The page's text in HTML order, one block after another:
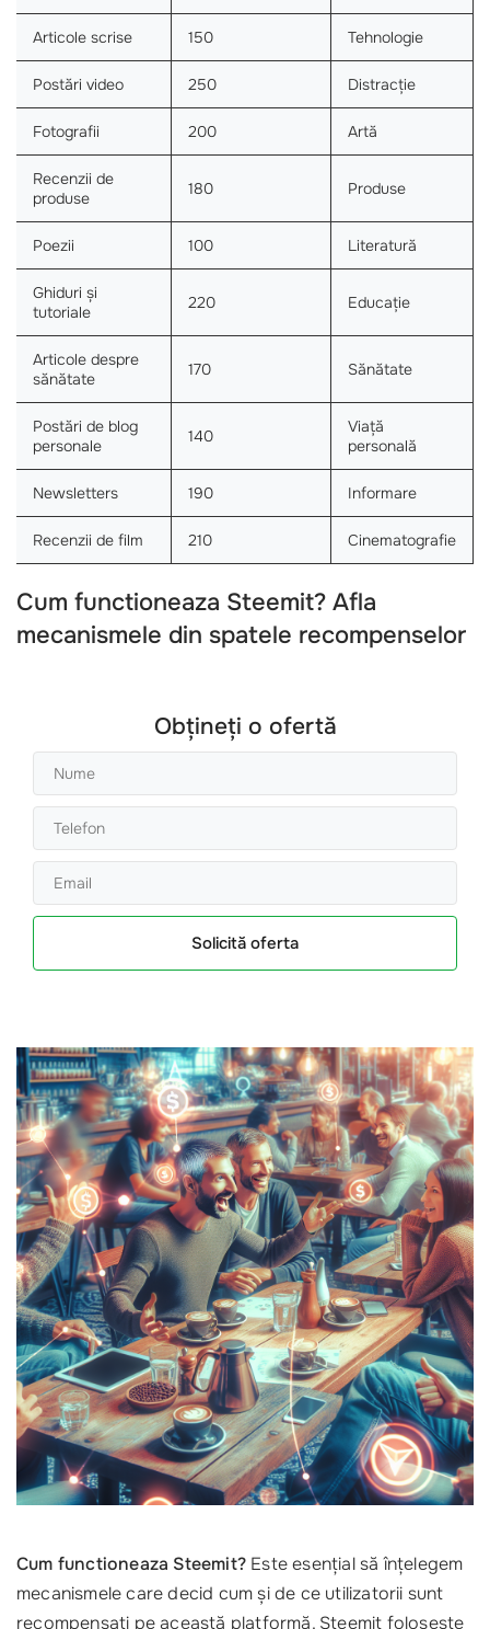
Articole scrise 150 Tehnologie
Postări video 250 Distracție
Fotografii 200 Artă
Recenzii de
produse
180 Produse
Poezii 100 Literatură
Ghiduri și
tutoriale
220 Educație
Articole despre
sănătate
170 Sănătate
Postări de blog
personale
140
Viață
personală
Newsletters 190 Informare
Recenzii de film 210 Cinematografie
Cum functioneaza Steemit? Afla
mecanismele din spatele recompenselor
Obțineți o ofertă
Solicită oferta
Cum functioneaza Steemit? Este esențial să înțelegem
mecanismele care decid cum și de ce utilizatorii sunt
recompensați pe această platformă. Steemit folosește